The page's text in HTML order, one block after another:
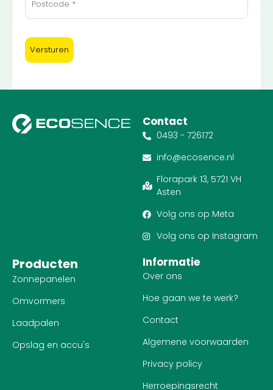
Contact
0493 - 726172
info@ecosence.nl
Florapark 13, 5721 VH
Asten
Volg ons op Meta
Volg ons op Instagram
Producten
Zonnepanelen
Omvormers
Laadpalen
Opslag en accu's
Informatie
Over ons
Hoe gaan we te werk?
Contact
Algemene voorwaarden
Privacy policy
Herroepingsrecht